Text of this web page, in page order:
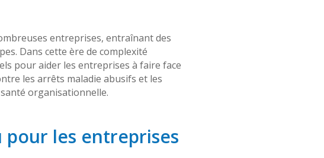
entreprises, entraînant des
Dans cette ère de complexité
pour aider les entreprises à faire face
les arrêts maladie abusifs et les
organisationnelle.
pour les entreprises